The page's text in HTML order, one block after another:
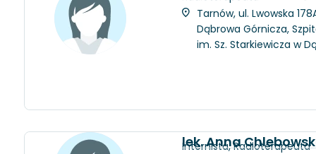
Tarnów, ul. Lwowska
Dąbrowa Górnicza,
im. Sz. Starkiewicza w
lek. Anna
Internista, Radioterapeuta